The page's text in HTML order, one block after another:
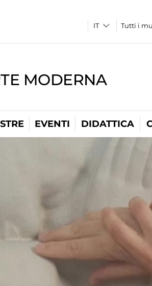
Tutti i
MODERNA
EVENTI DIDATTICA